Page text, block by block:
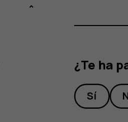
¿Te ha
Sí